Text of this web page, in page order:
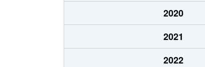
2,800万円
5,500万円
2020
2021
2022